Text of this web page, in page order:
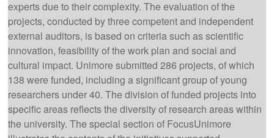
experts due to their complexity. The evaluation of the
projects, conducted by three competent and independent
external auditors, is based on criteria such as scientific
innovation, feasibility of the work plan and social and
cultural impact. Unimore submitted 286 projects, of which
138 were funded, including a significant group of young
researchers under 40. The division of funded projects into
specific areas reflects the diversity of research areas within
the university. The special section of FocusUnimore